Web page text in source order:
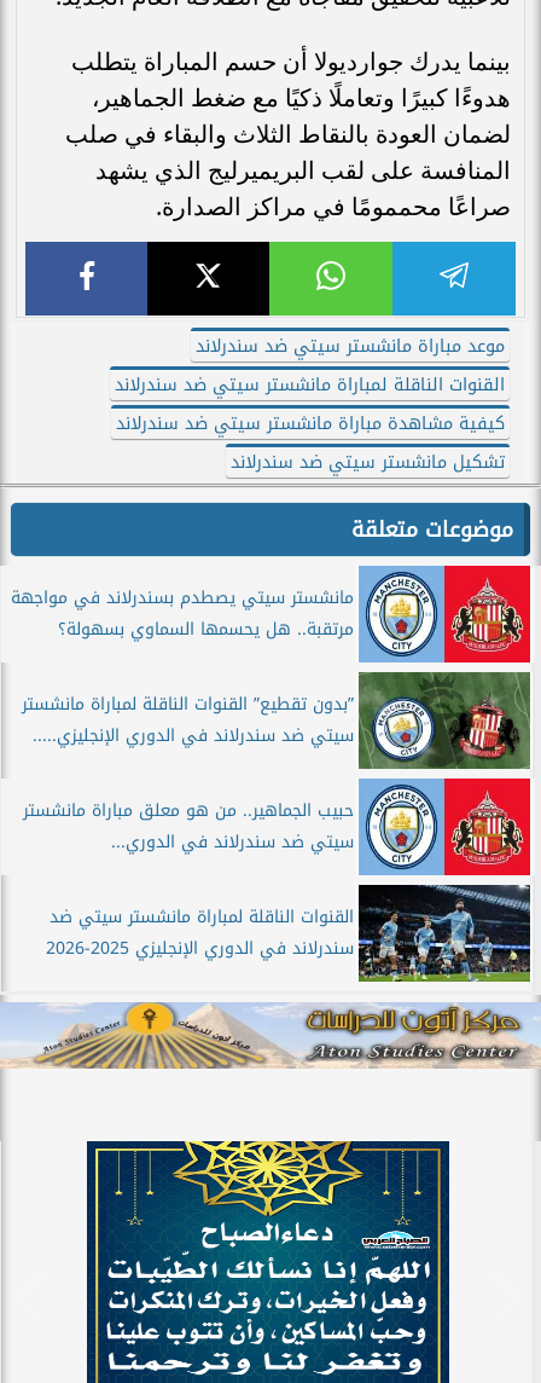
بينما يدرك جوارديولا أن حسم المباراة يتطلب
هدوءًا كبيرًا وتعاملًا ذكيًا مع ضغط الجماهير،
لضمان العودة بالنقاط الثلاث والبقاء في صلب
المنافسة على لقب البريميرليج الذي يشهد
صراعًا محممومًا في مراكز الصدارة.
موعد مباراة مانشستر سيتي ضد سندرلاند
القنوات الناقلة لمباراة مانشستر سيتي ضد سندرلاند
كيفية مشاهدة مباراة مانشستر سيتي ضد سندرلاند
تشكيل مانشستر سيتي ضد سندرلاند
موضوعات متعلقة
مانشستر سيتي يصطدم بسندرلاند في مواجهة
مرتقبة.. هل يحسمها السماوي بسهولة؟
”بدون تقطيع” القنوات الناقلة لمباراة مانشستر
سيتي ضد سندرلاند في الدوري الإنجليزي.....
حبيب الجماهير.. من هو معلق مباراة مانشستر
سيتي ضد سندرلاند في الدوري...
القنوات الناقلة لمباراة مانشستر سيتي ضد
سندرلاند في الدوري الإنجليزي 2025-2026